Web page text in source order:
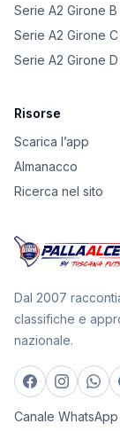
Serie A2 Girone B
Serie A2 Girone C
Serie A2 Girone D
Risorse
Scarica l’app
Almanacco
Ricerca nel sito
Dal 2007
classifiche e
nazionale.
Canale WhatsApp